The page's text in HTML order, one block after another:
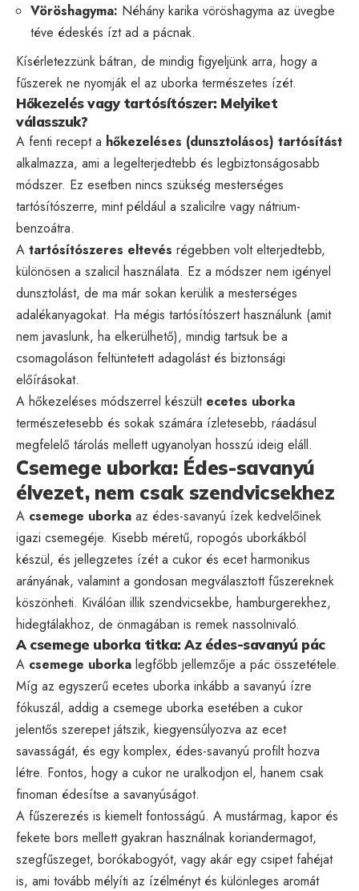
Vöröshagyma: Néhány karika vöröshagyma az üvegbe
téve édeskés ízt ad a pácnak.
Kísérletezzünk bátran, de mindig figyeljünk arra, hogy a
fűszerek ne nyomják el az uborka természetes ízét.
Hőkezelés vagy tartósítószer: Melyiket
válasszuk?
A fenti recept a hőkezeléses (dunsztolásos) tartósítást
alkalmazza, ami a legelterjedtebb és legbiztonságosabb
módszer. Ez esetben nincs szükség mesterséges
tartósítószerre, mint például a szalicilre vagy nátrium-
benzoátra.
A tartósítószeres eltevés régebben volt elterjedtebb,
különösen a szalicil használata. Ez a módszer nem igényel
dunsztolást, de ma már sokan kerülik a mesterséges
adalékanyagokat. Ha mégis tartósítószert használunk (amit
nem javaslunk, ha elkerülhető), mindig tartsuk be a
csomagoláson feltüntetett adagolást és biztonsági
előírásokat.
A hőkezeléses módszerrel készült ecetes uborka
természetesebb és sokak számára ízletesebb, ráadásul
megfelelő tárolás mellett ugyanolyan hosszú ideig eláll.
Csemege uborka: Édes-savanyú
élvezet, nem csak szendvicsekhez
A csemege uborka az édes-savanyú ízek kedvelőinek
igazi csemegéje. Kisebb méretű, ropogós uborkákból
készül, és jellegzetes ízét a cukor és ecet harmonikus
arányának, valamint a gondosan megválasztott fűszereknek
köszönheti. Kiválóan illik szendvicsekbe, hamburgerekhez,
hidegtálakhoz, de önmagában is remek nassolnivaló.
A csemege uborka titka: Az édes-savanyú pác
A csemege uborka legfőbb jellemzője a pác összetétele.
Míg az egyszerű ecetes uborka inkább a savanyú ízre
fókuszál, addig a csemege uborka esetében a cukor
jelentős szerepet játszik, kiegyensúlyozva az ecet
savasságát, és egy komplex, édes-savanyú profilt hozva
létre. Fontos, hogy a cukor ne uralkodjon el, hanem csak
finoman édesítse a savanyúságot.
A fűszerezés is kiemelt fontosságú. A mustármag, kapor és
fekete bors mellett gyakran használnak koriandermagot,
szegfűszeget, borókabogyót, vagy akár egy csipet fahéjat
is, ami tovább mélyíti az ízélményt és különleges aromát